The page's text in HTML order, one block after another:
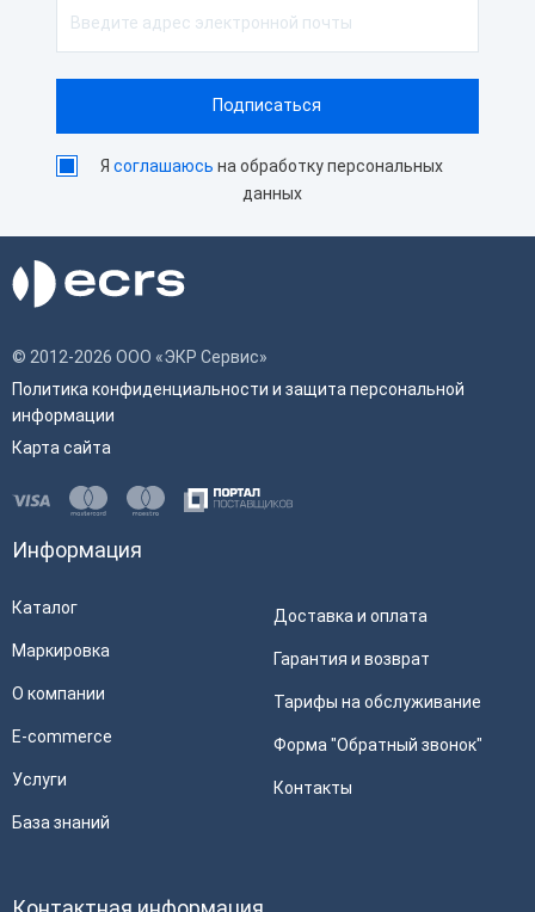
Ясоглашаюсь на обработку персональных
данных
© 2012-2026 ООО «ЭКР Сервис»
Политика конфиденциальности и защита персональной
информации
Карта сайта
Информация
Каталог
Маркировка
О компании
E-commerce
Услуги
База знаний
Доставка и оплата
Гарантия и возврат
Тарифы на обслуживание
Форма "Обратный звонок"
Контакты